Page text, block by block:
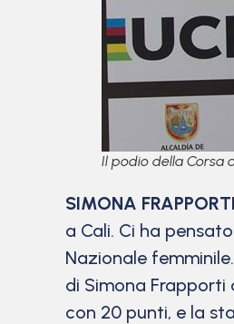
Il podio della Corsa
SIMONA
a Cali. Ci ha pensato
Nazionale
di Simona Frapporti
con 20 punti, e la